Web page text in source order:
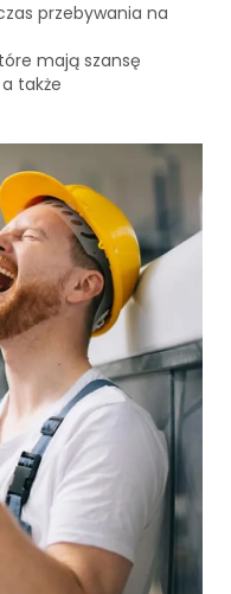
przebywania na
mają szansę
także